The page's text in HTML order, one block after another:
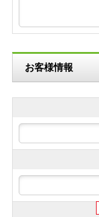
お客様情報